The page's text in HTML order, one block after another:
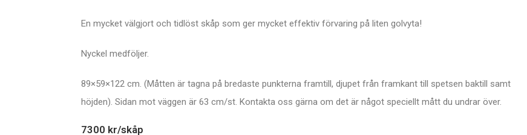
En mycket välgjort och tidlöst skåp som ger mycket effektiv förvaring på liten golvyta!
Nyckel medföljer.
89×59×122 cm. (Måtten är tagna på bredaste punkterna framtill, djupet från framkant till spetsen baktill samt
höjden). Sidan mot väggen är 63 cm/st. Kontakta oss gärna om det är något speciellt mått du undrar över.
7300 kr/skåp